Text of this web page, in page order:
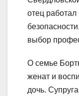
отец работал
выбор
О семье
женат и
дочь.